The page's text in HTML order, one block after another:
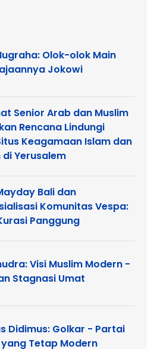
Olok-olok Main
Jokowi
Senior Arab dan Muslim
Rencana Lindungi
Keagamaan Islam dan
di Yerusalem
Bali dan
Komunitas Vespa:
Panggung
Visi Muslim Modern -
Stagnasi Umat
Didimus: Golkar - Partai
Tetap Modern